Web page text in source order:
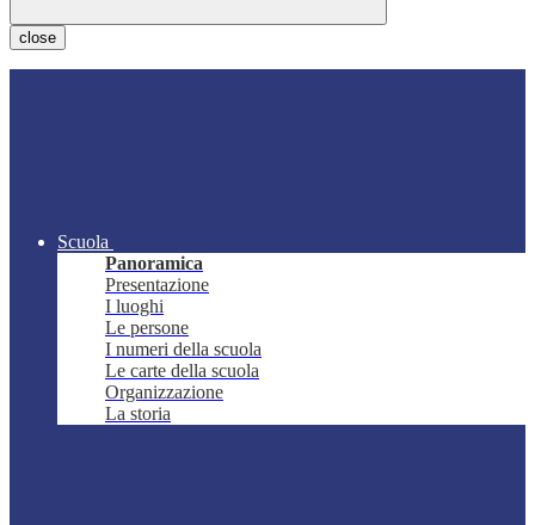
close
Scuola
Panoramica
Presentazione
I luoghi
Le persone
I numeri della scuola
Le carte della scuola
Organizzazione
La storia